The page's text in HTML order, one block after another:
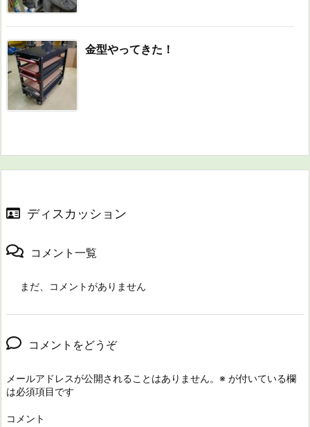
金型やってきた！
ディスカッション
コメント一覧
まだ、コメントがありません
コメントをどうぞ
メールアドレスが公開されることはありません。 ※ が付いている欄
は必須項目です
コメント